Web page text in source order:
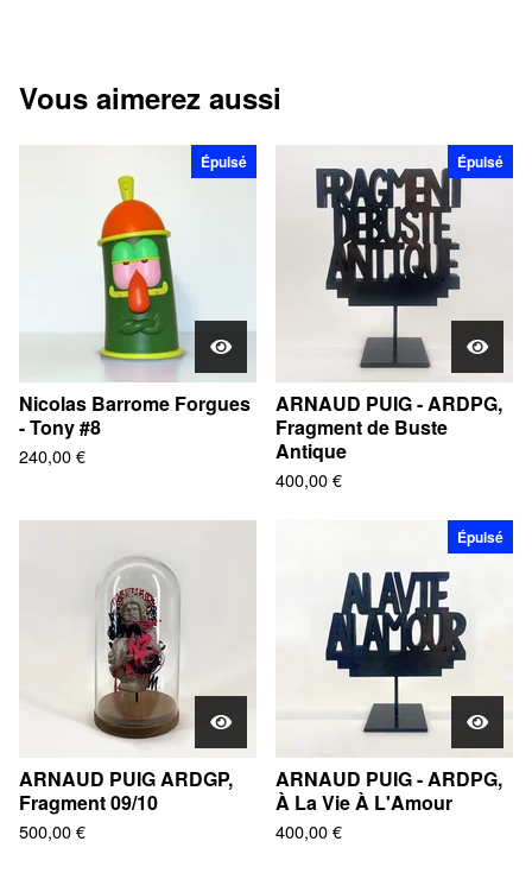
Vous aimerez aussi
Épuisé
Nicolas Barrome Forgues
- Tony #8
240,00€
Épuisé
ARNAUD PUIG - ARDPG,
Fragment de Buste
Antique
400,00€
ARNAUD PUIG ARDGP,
Fragment 09/10
500,00€
Épuisé
ARNAUD PUIG - ARDPG,
À La Vie À L'Amour
400,00€